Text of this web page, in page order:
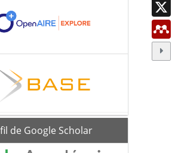
de Google Scholar